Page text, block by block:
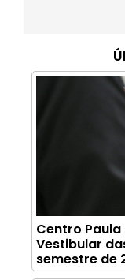
Centro
Vestibular
semestre de